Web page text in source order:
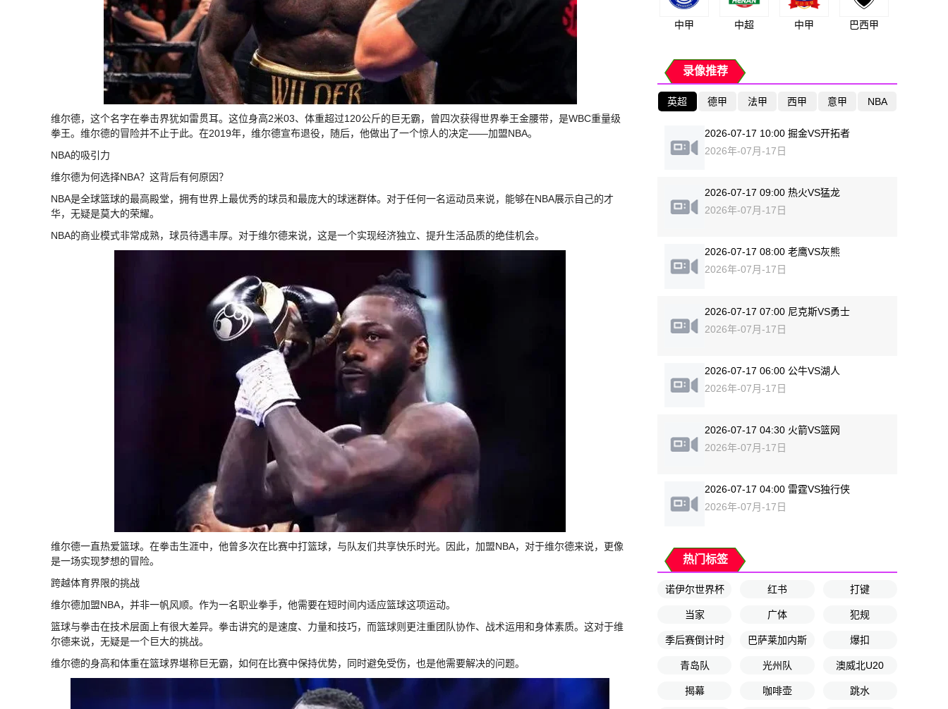
维尔德，这个名字在拳击界犹如雷贯耳。这位身高2米03、体重超过120公斤的巨无霸，曾四次获得世界拳王金腰带，是WBC重量级
拳王。维尔德的冒险并不止于此。在2019年，维尔德宣布退役，随后，他做出了一个惊人的决定——加盟NBA。
NBA的吸引力
维尔德为何选择NBA？这背后有何原因？
NBA是全球篮球的最高殿堂，拥有世界上最优秀的球员和最庞大的球迷群体。对于任何一名运动员来说，能够在NBA展示自己的才
华，无疑是莫大的荣耀。
NBA的商业模式非常成熟，球员待遇丰厚。对于维尔德来说，这是一个实现经济独立、提升生活品质的绝佳机会。
维尔德一直热爱篮球。在拳击生涯中，他曾多次在比赛中打篮球，与队友们共享快乐时光。因此，加盟NBA，对于维尔德来说，更像
是一场实现梦想的冒险。
跨越体育界限的挑战
维尔德加盟NBA，并非一帆风顺。作为一名职业拳手，他需要在短时间内适应篮球这项运动。
篮球与拳击在技术层面上有很大差异。拳击讲究的是速度、力量和技巧，而篮球则更注重团队协作、战术运用和身体素质。这对于维
尔德来说，无疑是一个巨大的挑战。
维尔德的身高和体重在篮球界堪称巨无霸，如何在比赛中保持优势，同时避免受伤，也是他需要解决的问题。
中甲 中超 中甲 巴西甲
录像推荐
英超 德甲 法甲 西甲 意甲 NBA
2026-07-17 10:00 掘金VS开拓者
2026年-07月-17日
2026-07-17 09:00 热火VS猛龙
2026年-07月-17日
2026-07-17 08:00 老鹰VS灰熊
2026年-07月-17日
2026-07-17 07:00 尼克斯VS勇士
2026年-07月-17日
2026-07-17 06:00 公牛VS湖人
2026年-07月-17日
2026-07-17 04:30 火箭VS篮网
2026年-07月-17日
2026-07-17 04:00 雷霆VS独行侠
2026年-07月-17日
热门标签
诺伊尔世界杯 红书 打键
当家 广体 犯规
季后赛倒计时 巴萨莱加内斯 爆扣
青岛队 光州队 澳威北U20
揭幕 咖啡壶 跳水